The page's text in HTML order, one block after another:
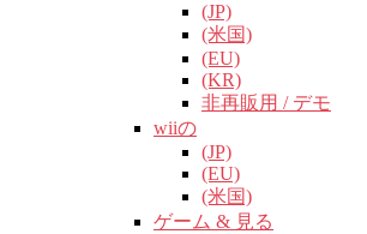
(JP)
(米国)
(EU)
(KR)
非再販用 / デモ
wiiの
(JP)
(EU)
(米国)
ゲーム & 見る